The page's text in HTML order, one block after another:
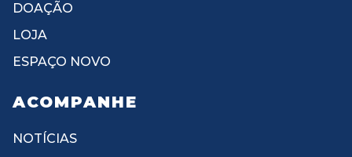
DOAÇÃO
LOJA
ESPAÇO NOVO
ACOMPANHE
NOTÍCIAS